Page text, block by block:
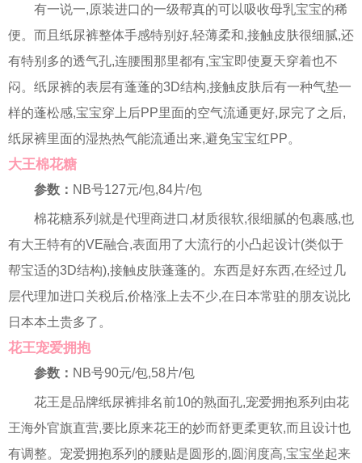
有一说一,原装进口的一级帮真的可以吸收母乳宝宝的稀
便。而且纸尿裤整体手感特别好,轻薄柔和,接触皮肤很细腻,还
有特别多的透气孔,连腰围那里都有,宝宝即使夏天穿着也不
闷。纸尿裤的表层有蓬蓬的3D结构,接触皮肤后有一种气垫一
样的蓬松感,宝宝穿上后PP里面的空气流通更好,尿完了之后,
纸尿裤里面的湿热热气能流通出来,避免宝宝红PP。
大王棉花糖
参数： NB号127元/包,84片/包
棉花糖系列就是代理商进口,材质很软,很细腻的包裹感,也
有大王特有的VE融合,表面用了大流行的小凸起设计(类似于
帮宝适的3D结构),接触皮肤蓬蓬的。东西是好东西,在经过几
层代理加进口关税后,价格涨上去不少,在日本常驻的朋友说比
日本本土贵多了。
花王宠爱拥抱
参数： NB号90元/包,58片/包
花王是品牌纸尿裤排名前10的熟面孔,宠爱拥抱系列由花
王海外官旗直营,要比原来花王的妙而舒更柔更软,而且设计也
有调整。宠爱拥抱系列的腰贴是圆形的,圆润度高,宝宝坐起来